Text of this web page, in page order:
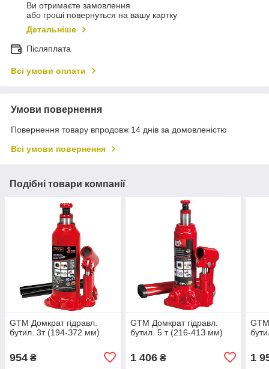
Ви отримаєте замовлення
або гроші повернуться на вашу картку
Детальніше
Післяплата
Всі умови оплати
Умови повернення
Повернення товару впродовж 14 днів за домовленістю
Всі умови повернення
Подібні товари компанії
GTM Домкрат гідравл.
бутил. 3т (194-З72 мм)
954 ₴
GTM Домкрат гідравл.
бутил. 5 т (216-41З мм)
1 406₴ 1